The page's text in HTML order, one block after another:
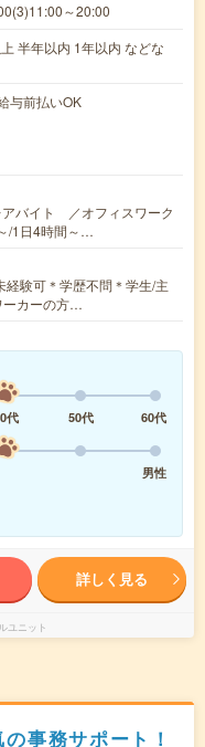
～20:00
半年以内 1年以内 などな
前払いOK
バイト ／オフィスワーク
/1日4時間～…
経験可＊学歴不問＊学生/主
ーカーの方…
代 50代
60代
男性
詳しく見る
ユニット
事務サポート！